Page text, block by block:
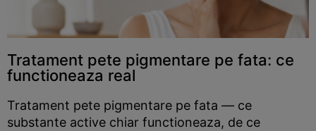
Tratament pete pigmentare pe fata: ce
functioneaza real
Tratament pete pigmentare pe fata — ce
substante active chiar functioneaza, de ce